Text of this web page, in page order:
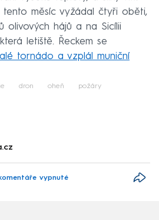
tento měsíc vyžádal čtyři oběti,
olivových hájů a na Sicílii
letiště. Řeckem se
tornádo a vzplál muniční
dron oheň požáry
vypnuté